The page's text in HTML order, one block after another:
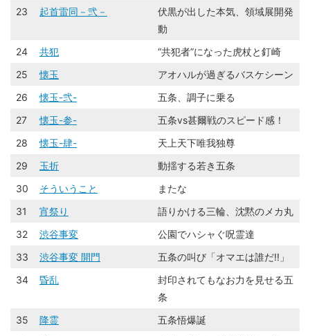
23
起首雷同－弐－
伏黒が出した本気、領域展開発
動
24
共犯
“共犯者”になった虎杖と釘崎
25
懐玉
アオハルが過ぎるバスケシーン
26
懐玉-弐-
五条、調子に乗る
27
懐玉-参-
五条vs甚爾戦のスピード感！
28
懐玉-肆-
天上天下唯我独尊
29
玉折
動揺する若き五条
30
そういうこと
またな
31
宵祭り
語りかける三輪、沈黙のメカ丸
32
渋谷事変
公園でハシャぐ呪霊達
33
渋谷事変 開門
五条の叫び「オマエは誰だ!!」
34
昏乱
封印されてもなお力を見せる五
条
35
降霊
五条悟爆誕